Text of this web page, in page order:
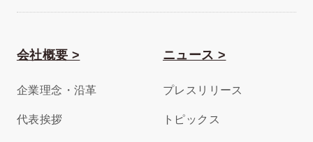
会社概要 >
企業理念・沿革
代表挨拶
ニュース >
プレスリリース
トピックス